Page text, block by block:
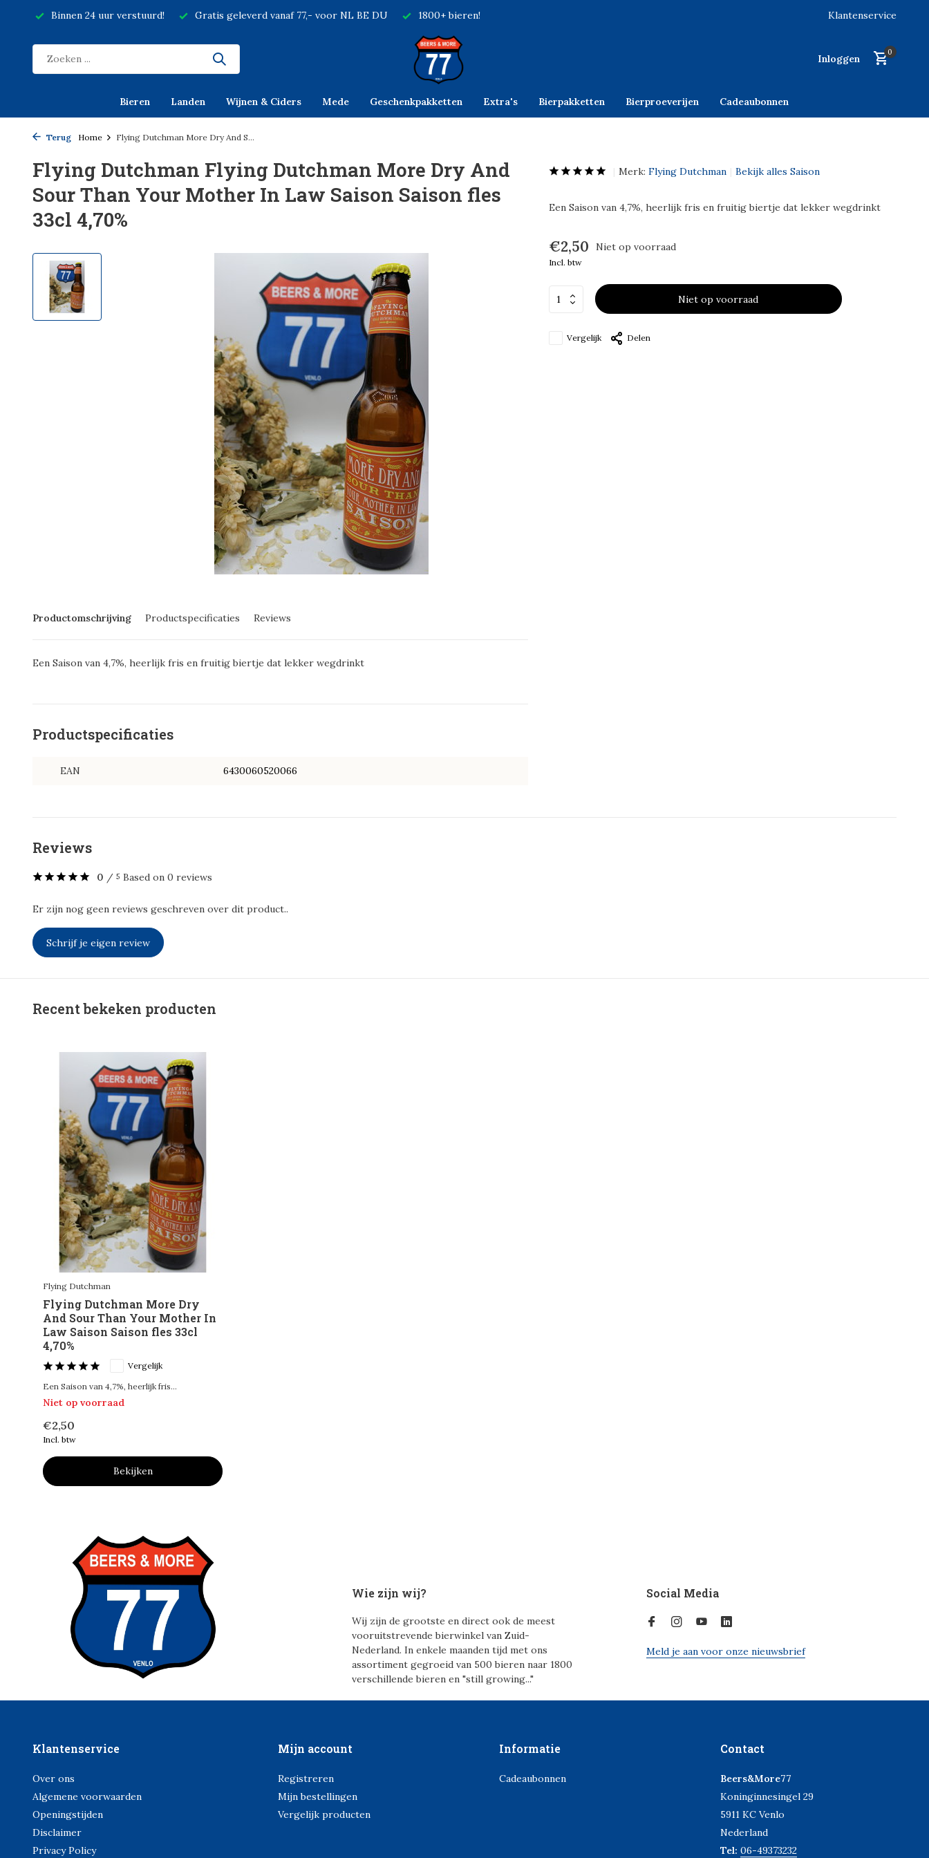
Binnen 24 uur verstuurd! Gratis geleverd vanaf 77,- voor NL BE DU 1800+ bieren! Klantenservice
Inloggen
0
Bieren Landen Wijnen & Ciders Mede Geschenkpakketten Extra's Bierpakketten Bierproeverijen Cadeaubonnen
Terug Home Flying Dutchman More Dry And S...
Flying Dutchman Flying Dutchman More Dry And
Sour Than Your Mother In Law Saison Saison fles
33cl 4,70%
Productomschrijving Productspecificaties Reviews
Een Saison van 4,7%, heerlijk fris en fruitig biertje dat lekker wegdrinkt
Productspecificaties
EAN 6430060520066
Merk: Flying Dutchman Bekijk alles Saison
Een Saison van 4,7%, heerlijk fris en fruitig biertje dat lekker wegdrinkt
€2,50 Niet op voorraad
Incl. btw
Niet op voorraad
Vergelijk Delen
Reviews
0 / 5 Based on 0 reviews
Er zijn nog geen reviews geschreven over dit product..
Schrijf je eigen review
Recent bekeken producten
Flying Dutchman
Flying Dutchman More Dry
And Sour Than Your Mother In
Law Saison Saison fles 33cl
4,70%
Vergelijk
Een Saison van 4,7%, heerlijk fris...
Niet op voorraad
€2,50
Incl. btw
Bekijken
Wie zijn wij?
Wij zijn de grootste en direct ook de meest
vooruitstrevende bierwinkel van Zuid-
Nederland. In enkele maanden tijd met ons
assortiment gegroeid van 500 bieren naar 1800
verschillende bieren en "still growing..."
Social Media
Meld je aan voor onze nieuwsbrief
Klantenservice
Over ons
Algemene voorwaarden
Openingstijden
Disclaimer
Privacy Policy
Mijn account
Registreren
Mijn bestellingen
Vergelijk producten
Informatie
Cadeaubonnen
Contact
Beers&More77
Koninginnesingel 29
5911 KC Venlo
Nederland
Tel: 06-49373232